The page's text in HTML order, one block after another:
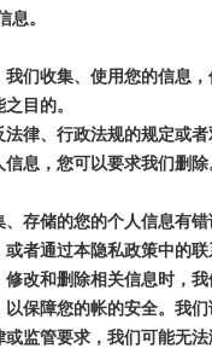
息。
们收集、使用您的信息，
目的。
法律、行政法规的规定或
息，您可以要求我们删除
、存储的您的个人信息有
或者通过本隐私政策中的
修改和删除相关信息时，
以保障您的帐的安全。我
或监管要求，我们可能无